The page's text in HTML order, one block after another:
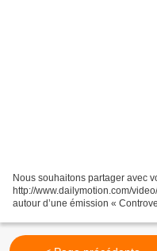
Nous souhaitons partager avec
http://www.dailymotion.com/
autour d’une émission «